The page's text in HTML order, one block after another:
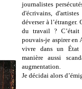
journalistes
d'écrivains,
déverser à l’étranger.
du travail ?
pouvais-je aspirer en
vivre dans un
manière aussi
augmentation.
Je décidai alors